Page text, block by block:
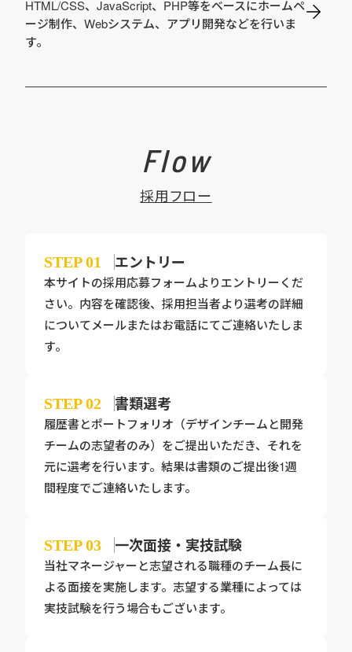
HTML/CSS、JavaScript、PHP等をベースにホームペ
ージ制作、Webシステム、アプリ開発などを行いま
す。
Flow
採用フロー
STEP01 エントリー
本サイトの採用応募フォームよりエントリーくだ
さい。内容を確認後、採用担当者より選考の詳細
についてメールまたはお電話にてご連絡いたしま
す。
STEP02 書類選考
履歴書とポートフォリオ（デザインチームと開発
チームの志望者のみ）をご提出いただき、それを
元に選考を行います。結果は書類のご提出後1週
間程度でご連絡いたします。
STEP03 一次面接・ 実技試験
当社マネージャーと志望される職種のチーム長に
よる面接を実施します。志望する業種によっては
実技試験を行う場合もございます。